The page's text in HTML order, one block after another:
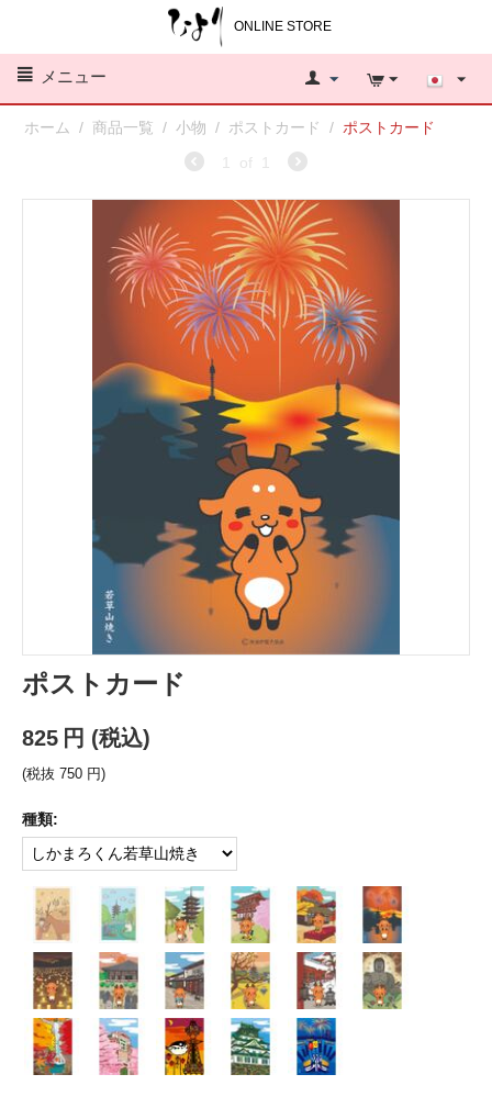
ONLINE STORE
メニュー
ホーム / 商品一覧 / 小物 / ポストカード / ポストカード
1 of 1
ポストカード
825 円 (税込)
(税抜 750 円)
種類: